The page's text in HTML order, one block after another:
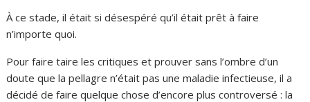
À ce stade, il était si désespéré qu’il était prêt à faire
n’importe quoi.
Pour faire taire les critiques et prouver sans l’ombre d’un
doute que la pellagre n’était pas une maladie infectieuse, il a
décidé de faire quelque chose d’encore plus controversé : la